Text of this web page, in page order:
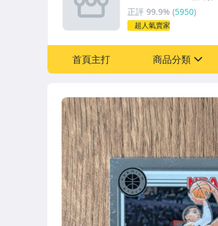
正評 99.9% (5950)
超人氣賣家
首頁主打 商品分類
偶像、球員卡與郵幣